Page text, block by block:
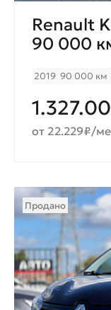
Renault
90 000
2019 90 000 км
от 22.229₽/
Продано